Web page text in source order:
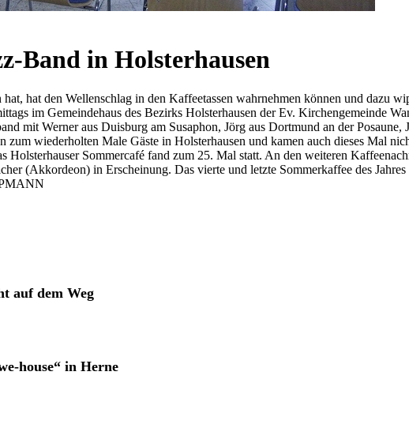
Band in Holsterhausen
hat den Wellenschlag in den Kaffeetassen wahrnehmen können und dazu
im Gemeindehaus des Bezirks Holsterhausen der Ev. Kirchengemeinde
mit Werner aus Duisburg am Susaphon, Jörg aus Dortmund an der
zum wiederholten Male Gäste in Holsterhausen und kamen auch dieses Mal
Holsterhauser Sommercafé fand zum 25. Mal statt. An den weiteren
(Akkordeon) in Erscheinung. Das vierte und letzte Sommerkaffee des
auf dem Weg
house“ in Herne